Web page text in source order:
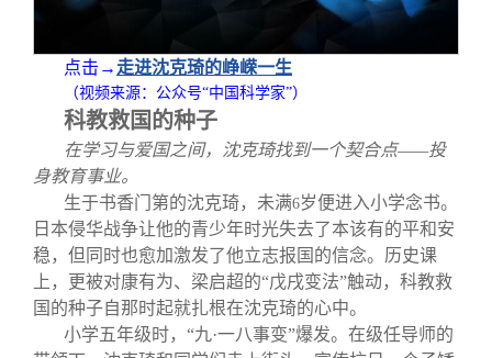
点击→ 走进沈克琦的峥嵘一生
（视频来源：公众号“中国科学家”）
科教救国的种子
在学习与爱国之间，沈克琦找到一个契合点——投
身教育事业。
生于书香门第的沈克琦，未满6岁便进入小学念书。
日本侵华战争让他的青少年时光失去了本该有的平和安
稳，但同时也愈加激发了他立志报国的信念。历史课
上，更被对康有为、梁启超的“戊戌变法”触动，科教救
国的种子自那时起就扎根在沈克琦的心中。
小学五年级时，“九·一八事变”爆发。在级任导师的